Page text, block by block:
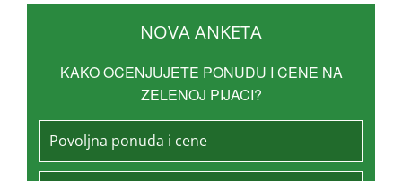
NOVA ANKETA
KAKO OCENJUJETE PONUDU I CENE NA
ZELENOJ PIJACI?
Povoljna ponuda i cene